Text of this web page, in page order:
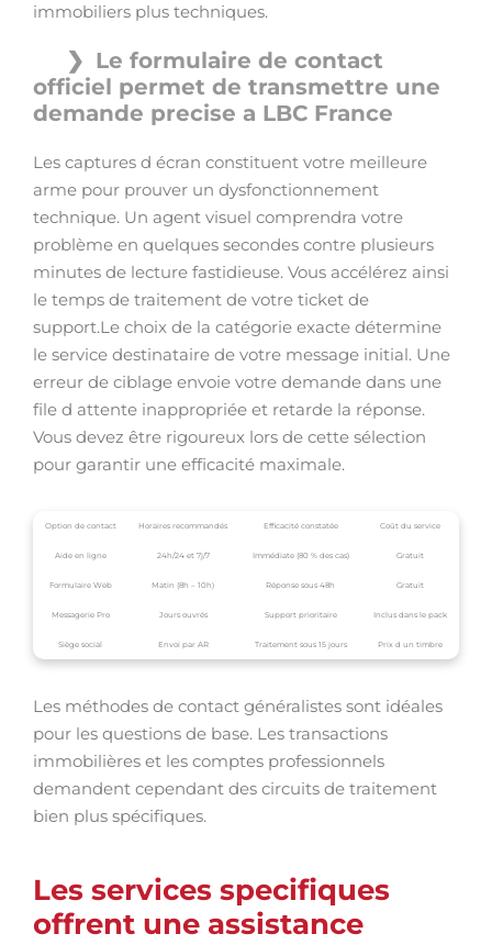
immobiliers plus techniques.
Le formulaire de contact
officiel permet de transmettre une
demande precise a LBC France
Les captures d écran constituent votre meilleure
arme pour prouver un dysfonctionnement
technique. Un agent visuel comprendra votre
problème en quelques secondes contre plusieurs
minutes de lecture fastidieuse. Vous accélérez ainsi
le temps de traitement de votre ticket de
support.Le choix de la catégorie exacte détermine
le service destinataire de votre message initial. Une
erreur de ciblage envoie votre demande dans une
file d attente inappropriée et retarde la réponse.
Vous devez être rigoureux lors de cette sélection
pour garantir une efficacité maximale.
Option de contact Horaires recommandés Efficacité constatée Coût du service
Aide en ligne 24h/24 et 7j/7 Immédiate (80 % des cas) Gratuit
Formulaire Web Matin (8h – 10h) Réponse sous 48h Gratuit
Messagerie Pro Jours ouvrés Support prioritaire Inclus dans le pack
Siège social Envoi par AR Traitement sous 15 jours Prix d un timbre
Les méthodes de contact généralistes sont idéales
pour les questions de base. Les transactions
immobilières et les comptes professionnels
demandent cependant des circuits de traitement
bien plus spécifiques.
Les services specifiques
offrent une assistance